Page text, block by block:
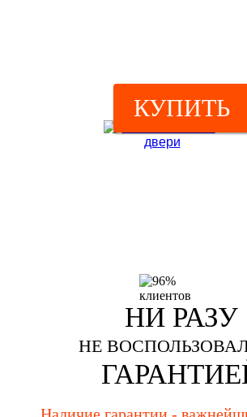
КУПИТЬ
НИ РАЗУ
НЕ